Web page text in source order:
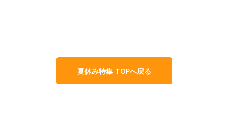
夏休み特集 TOPへ戻る